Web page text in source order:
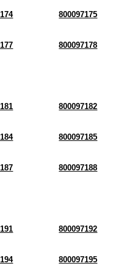
800097175
800097178
800097182
800097185
800097188
800097192
800097195